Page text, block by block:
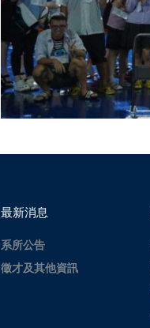
最新消息
系所公告
徵才及其他資訊